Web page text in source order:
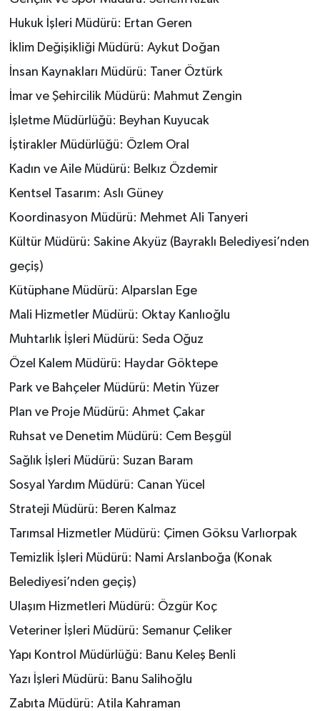
Hukuk İşleri Müdürü: Ertan Geren
İklim Değişikliği Müdürü: Aykut Doğan
İnsan Kaynakları Müdürü: Taner Öztürk
İmar ve Şehircilik Müdürü: Mahmut Zengin
İşletme Müdürlüğü: Beyhan Kuyucak
İştirakler Müdürlüğü: Özlem Oral
Kadın ve Aile Müdürü: Belkız Özdemir
Kentsel Tasarım: Aslı Güney
Koordinasyon Müdürü: Mehmet Ali Tanyeri
Kültür Müdürü: Sakine Akyüz (Bayraklı Belediyesi’nden
geçiş)
Kütüphane Müdürü: Alparslan Ege
Mali Hizmetler Müdürü: Oktay Kanlıoğlu
Muhtarlık İşleri Müdürü: Seda Oğuz
Özel Kalem Müdürü: Haydar Göktepe
Park ve Bahçeler Müdürü: Metin Yüzer
Plan ve Proje Müdürü: Ahmet Çakar
Ruhsat ve Denetim Müdürü: Cem Beşgül
Sağlık İşleri Müdürü: Suzan Baram
Sosyal Yardım Müdürü: Canan Yücel
Strateji Müdürü: Beren Kalmaz
Tarımsal Hizmetler Müdürü: Çimen Göksu Varlıorpak
Temizlik İşleri Müdürü: Nami Arslanboğa (Konak
Belediyesi’nden geçiş)
Ulaşım Hizmetleri Müdürü: Özgür Koç
Veteriner İşleri Müdürü: Semanur Çeliker
Yapı Kontrol Müdürlüğü: Banu Keleş Benli
Yazı İşleri Müdürü: Banu Salihoğlu
Zabıta Müdürü: Atila Kahraman